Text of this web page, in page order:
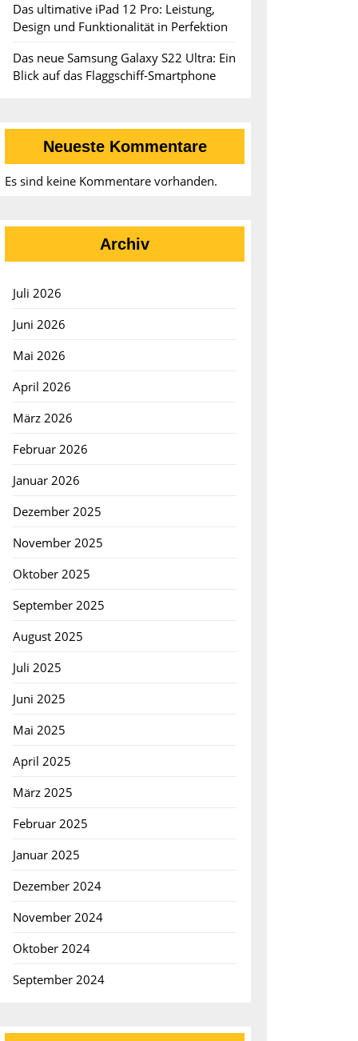
Das ultimative iPad 12 Pro: Leistung,
Design und Funktionalität in Perfektion
Das neue Samsung Galaxy S22 Ultra: Ein
Blick auf das Flaggschiff-Smartphone
Neueste Kommentare
Es sind keine Kommentare vorhanden.
Archiv
Juli 2026
Juni 2026
Mai 2026
April 2026
März 2026
Februar 2026
Januar 2026
Dezember 2025
November 2025
Oktober 2025
September 2025
August 2025
Juli 2025
Juni 2025
Mai 2025
April 2025
März 2025
Februar 2025
Januar 2025
Dezember 2024
November 2024
Oktober 2024
September 2024